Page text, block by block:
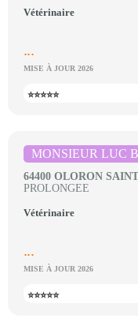
Vétérinaire
...
MISE À JOUR 2026
⭐⭐⭐⭐⭐
MONSIEUR LUC
64400 OLORON
PROLONGEE
Vétérinaire
...
MISE À JOUR 2026
⭐⭐⭐⭐⭐